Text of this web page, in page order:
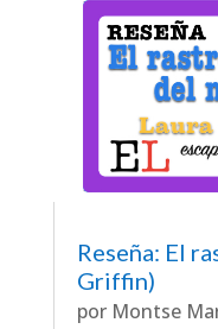
Reseña: El
Griffin)
por Montse